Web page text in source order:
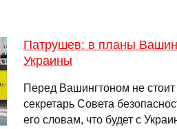
Патрушев: в планы
Украины
Перед Вашингтоном не стоит
секретарь Совета
его словам, что будет с